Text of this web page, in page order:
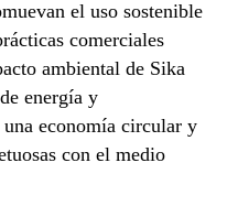
el uso sostenible
comerciales
ambiental de Sika
energía y
economía circular y
con el medio